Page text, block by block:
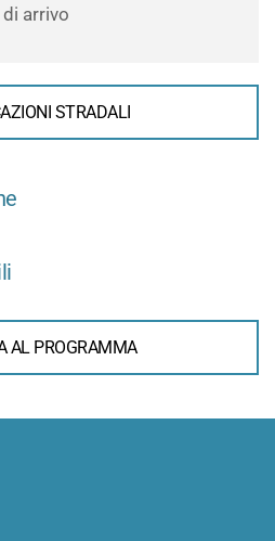
arrivo
STRADALI
AL PROGRAMMA